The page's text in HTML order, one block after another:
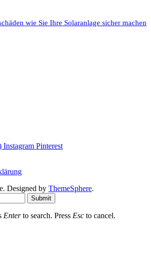
wie Sie Ihre Solaranlage sicher machen
Instagram Pinterest
Designed by ThemeSphere.
Submit
Enterto search. Press Esc to cancel.